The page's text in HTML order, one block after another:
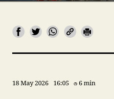
18 May 2026 16:05 6 min